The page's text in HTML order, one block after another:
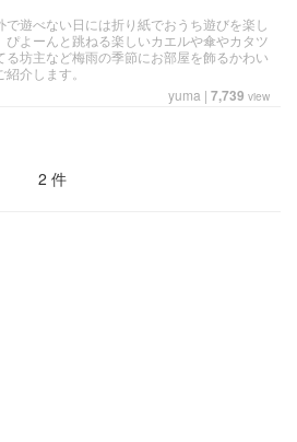
で遊べない日には折り紙でおうち遊びを楽し
ぴよーんと跳ねる楽しいカエルや傘やカタツ
る坊主など梅雨の季節にお部屋を飾るかわい
介します。
yuma | 7,739 view
2 件